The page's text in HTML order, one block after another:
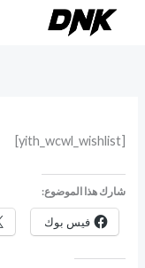
تخطي
[yith_wcwl_wishlist]
شارك هذا الموضوع:
فيس بوك